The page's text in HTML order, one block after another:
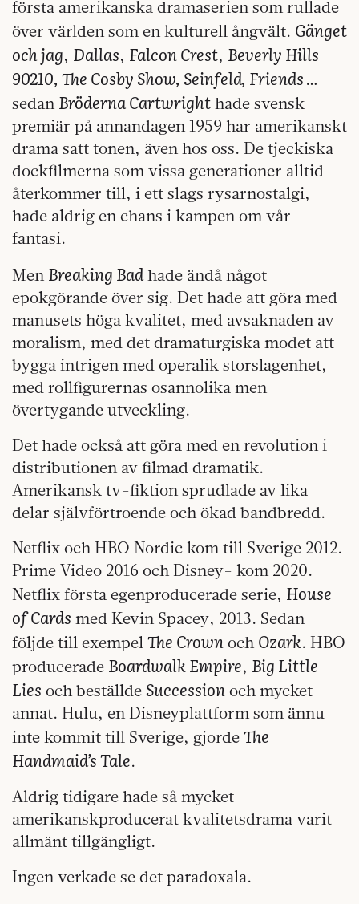
första amerikanska dramaserien som rullade
över världen som en kulturell ångvält. Gänget
och jag, Dallas, Falcon Crest, Beverly Hills
90210, The Cosby Show, Seinfeld, Friends …
sedan Bröderna Cartwright hade svensk
premiär på annandagen 1959 har amerikanskt
drama satt tonen, även hos oss. De tjeckiska
dockfilmerna som vissa generationer alltid
återkommer till, i ett slags rysarnostalgi,
hade aldrig en chans i kampen om vår
fantasi.
Men Breaking Badhade ändå något
epokgörande över sig. Det hade att göra med
manusets höga kvalitet, med avsaknaden av
moralism, med det dramaturgiska modet att
bygga intrigen med operalik storslagenhet,
med rollfigurernas osannolika men
övertygande utveckling.
Det hade också att göra med en revolution i
dis­tributionen av filmad dramatik.
Amerikansk tv-fiktion sprudlade av lika
delar självförtroende och ökad bandbredd.
Netflix och HBO Nordic kom till Sverige 2012.
Prime Video 2016 och Disney+ kom 2020.
Netflix första egenproducerade serie, House
of Cards med Kevin Spacey, 2013. Sedan
följde till exempel The Crown och Ozark. HBO
producerade Boardwalk Empire, Big Little
Lies och beställde Succession och mycket
annat. Hulu, en Disneyplattform som ännu
inte kommit till Sverige, gjorde The
Handmaid’s Tale.
Aldrig tidigare hade så mycket
amerikanskproducerat kvalitetsdrama varit
allmänt tillgängligt.
Ingen verkade se det paradoxala.